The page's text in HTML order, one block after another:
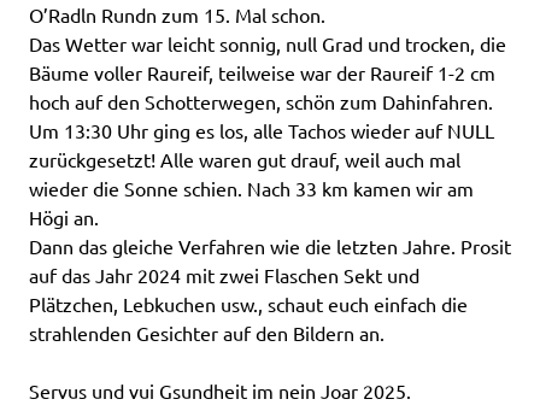
O’Radln Rundn zum 15. Mal schon.
Das Wetter war leicht sonnig, null Grad und trocken, die
Bäume voller Raureif, teilweise war der Raureif 1-2 cm
hoch auf den Schotterwegen, schön zum Dahinfahren.
Um 13:30 Uhr ging es los, alle Tachos wieder auf NULL
zurückgesetzt! Alle waren gut drauf, weil auch mal
wieder die Sonne schien. Nach 33 km kamen wir am
Högi an.
Dann das gleiche Verfahren wie die letzten Jahre. Prosit
auf das Jahr 2024 mit zwei Flaschen Sekt und
Plätzchen, Lebkuchen usw., schaut euch einfach die
strahlenden Gesichter auf den Bildern an.
Servus und vui Gsundheit im nein Joar 2025.